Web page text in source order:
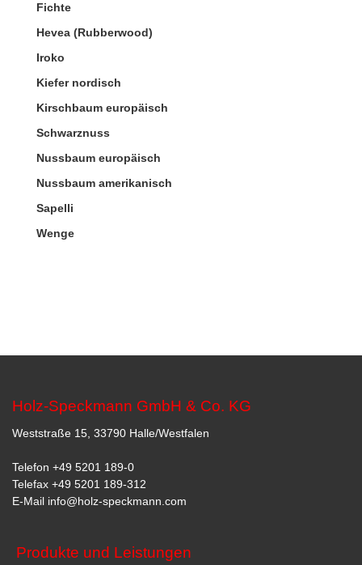
Fichte
Hevea (Rubberwood)
Iroko
Kiefer nordisch
Kirschbaum europäisch
Schwarznuss
Nussbaum europäisch
Nussbaum amerikanisch
Sapelli
Wenge
Holz-Speckmann GmbH & Co. KG
Weststraße 15, 33790 Halle/Westfalen
Telefon +49 5201 189-0
Telefax +49 5201 189-312
E-Mail info@holz-speckmann.com
Produkte und Leistungen